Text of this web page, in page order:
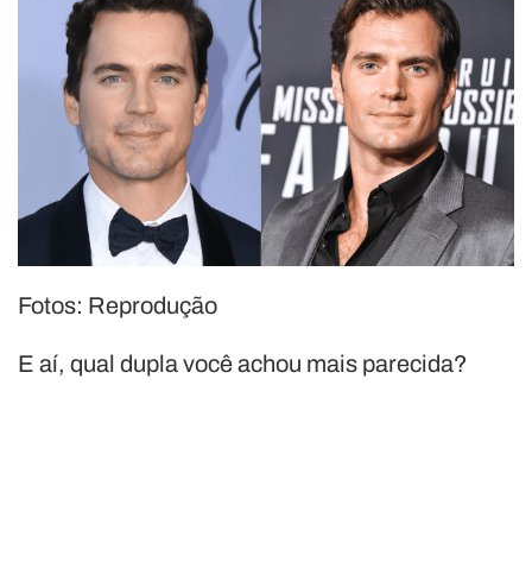
Fotos: Reprodução
E aí, qual dupla você achou mais parecida?